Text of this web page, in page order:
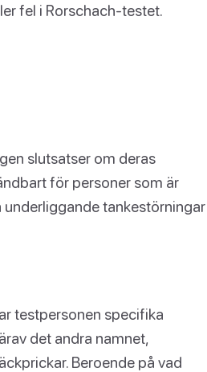
fel i Rorschach-testet.
slutsatser om deras
för personer som är
underliggande tankestörningar
testpersonen specifika
det andra namnet,
Beroende på vad